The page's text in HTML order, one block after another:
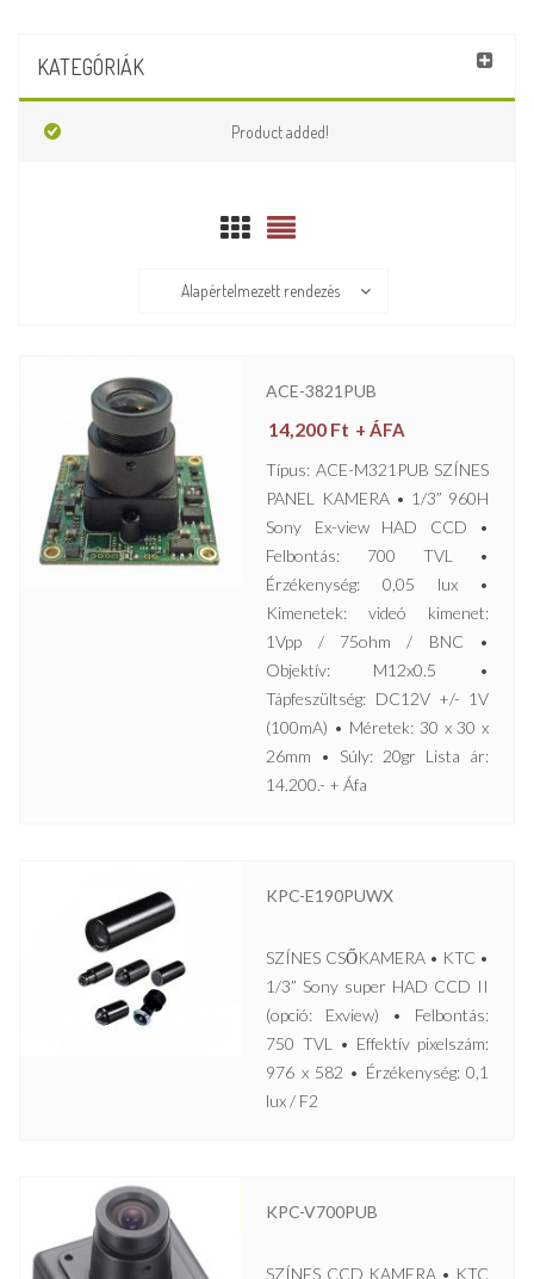
KATEGÓRIÁK
Product added!
Alapértelmezett rendezés
ACE-3821PUB
14,200 Ft + ÁFA
Típus: ACE-M321PUB SZÍNES
PANEL KAMERA • 1/3” 960H
Sony Ex-view HAD CCD •
Felbontás: 700 TVL •
Érzékenység: 0,05 lux •
Kimenetek: videó kimenet:
1Vpp / 75ohm / BNC •
Objektív: M12x0.5 •
Tápfeszültség: DC12V +/- 1V
(100mA) • Méretek: 30 x 30 x
26mm • Súly: 20gr Lista ár:
14.200.- + Áfa
KPC-E190PUWX
SZÍNES CSŐKAMERA • KTC •
1/3” Sony super HAD CCD II
(opció: Exview) • Felbontás:
750 TVL • Effektív pixelszám:
976 x 582 • Érzékenység: 0,1
lux / F2
KPC-V700PUB
SZÍNES CCD KAMERA • KTC